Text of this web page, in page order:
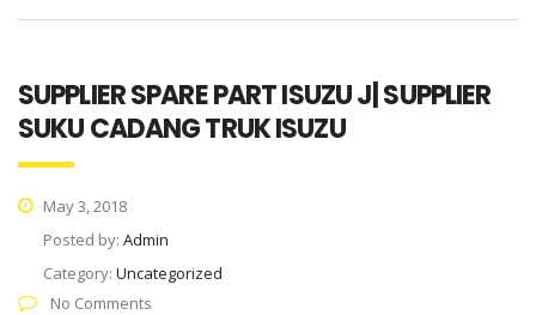
SUPPLIER SPARE PART ISUZU J| SUPPLIER
SUKU CADANG TRUK ISUZU
May 3, 2018
Posted by: Admin
Category: Uncategorized
No Comments